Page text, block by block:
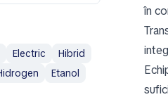
Electric
Hibrid
Hidrogen
Etanol
în